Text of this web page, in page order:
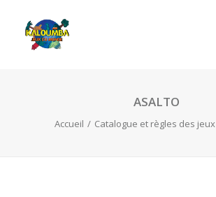
L’ASSOCIATION
ASALTO
Accueil Catalogue et règles des jeux